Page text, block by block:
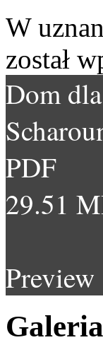
W
został
Dom
PDF
29.51
Preview
Galeria